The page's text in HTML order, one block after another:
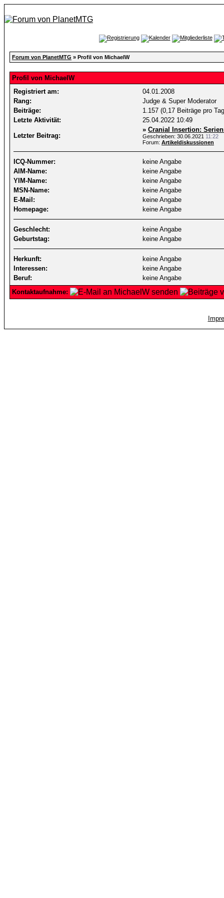
Forum von PlanetMTG » Profil von MichaelW
Profil von MichaelW
Registriert am:
04.01.2008
Rang:
Judge & Super Moderator
Beiträge:
1.157 (0,17 Beiträge pro
Letzte Aktivität:
25.04.2022 10:49
Letzter Beitrag:
» Cranial Insertion:
Geschrieben: 30.06.2021 11:22
Forum: Artikeldiskussionen
ICQ-Nummer:
keine Angabe
AIM-Name:
keine Angabe
YIM-Name:
keine Angabe
MSN-Name:
keine Angabe
E-Mail:
keine Angabe
Homepage:
keine Angabe
Geschlecht:
keine Angabe
Geburtstag:
keine Angabe
Herkunft:
keine Angabe
Interessen:
keine Angabe
Beruf:
keine Angabe
Kontaktaufnahme: